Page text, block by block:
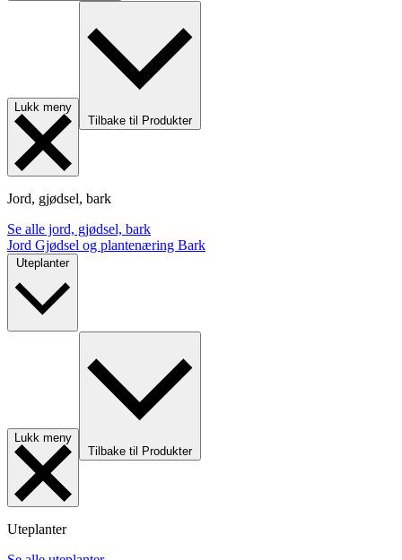
Lukk meny
Tilbake til Produkter
Jord, gjødsel, bark
Se alle jord, gjødsel, bark
Jord Gjødsel og plantenæring Bark
Uteplanter
Lukk meny
Tilbake til Produkter
Uteplanter